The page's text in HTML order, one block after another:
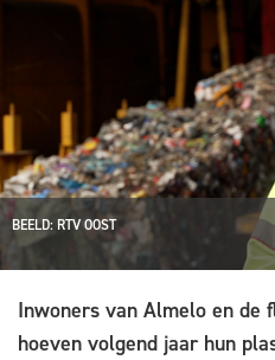
BEELD: RTV OOST
Inwoners van Almelo en de
hoeven volgend jaar hun